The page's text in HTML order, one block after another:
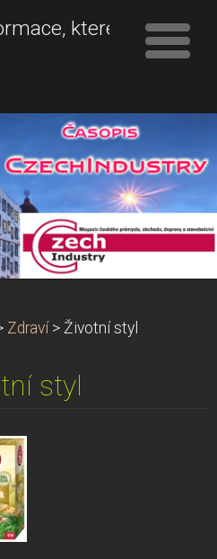
které
Zdraví > Životní styl
styl